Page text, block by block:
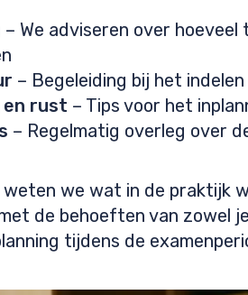
– We adviseren over
– Begeleiding bij het
en rust – Tips voor het
– Regelmatig overleg over
we wat in de praktijk
de behoeften van zowel
tijdens de